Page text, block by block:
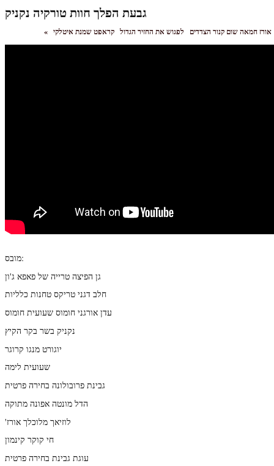
גבעת הפלך חוות טורקיה נקניק
« אורז חמאה שום קנור הצדדים לפגוש את החזיר הגדול
מובס:
גן הפיצה טרייה של פאפא ג'ון
חלב דגני טריקס טחנות כלליות
עדן אורגני חומוס שעועית חומוס
נקניק בשר בקר הקיץ
יוגורט מנגו קרוגר
שעועית לימה
גבינת פרובולונה בחירה פרטית
הדל מונטה אפונה מתוקה
'לוזיאך מלוכלך אורז
חי קוקר קינמון
עוגת גבינת בחירה פרטית